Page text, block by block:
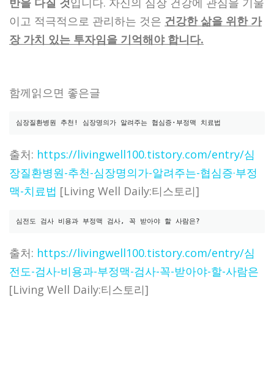
이고 적극적으로 관리하는 것은 건강한 삶을 위한 가
장 가치 있는 투자임을 기억해야 합니다.
함께읽으면 좋은글
심장질환병원 추천! 심장명의가 알려주는 협심증·부정맥 치료법
출처: https://livingwell100.tistory.com/entry/심
장질환병원-추천-심장명의가-알려주는-협심증·부정
맥-치료법 [Living Well Daily:티스토리]
심전도 검사 비용과 부정맥 검사, 꼭 받아야 할 사람은?
출처: https://livingwell100.tistory.com/entry/심
전도-검사-비용과-부정맥-검사-꼭-받아야-할-사람은
[Living Well Daily:티스토리]